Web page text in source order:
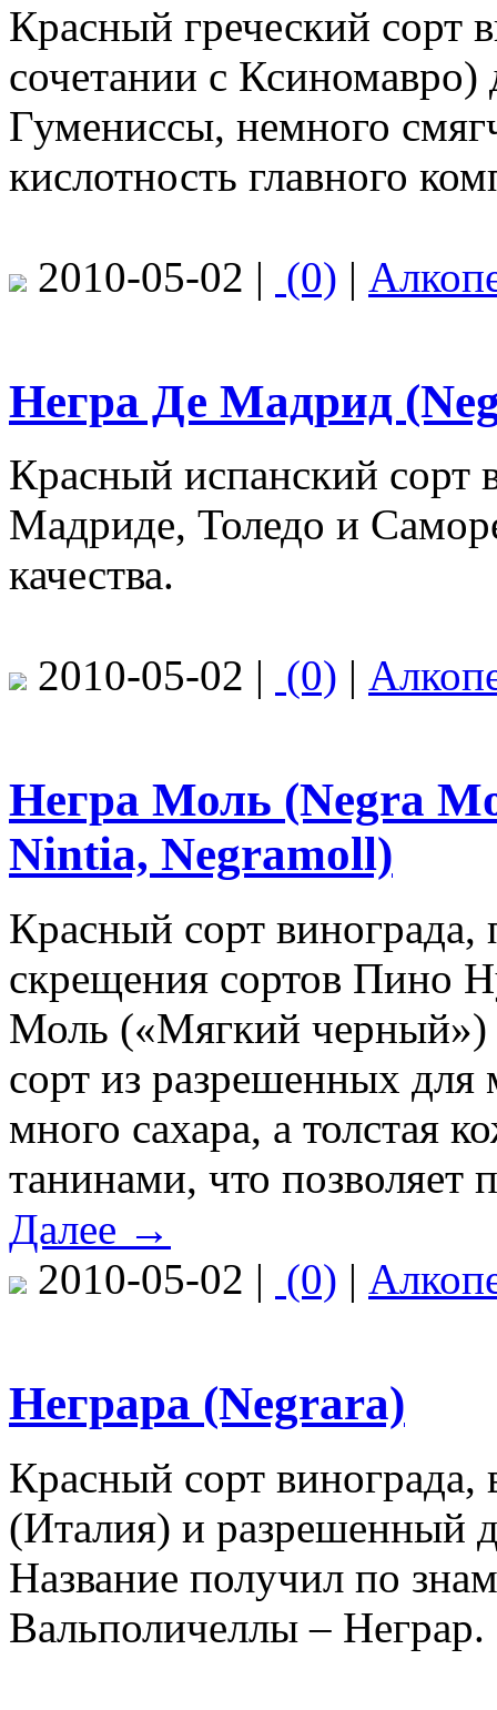
Красный греческий сорт
сочетании с
Гумениссы, немного
кислотность главного
2010-05-02 | (0) |
Негра Де Мадрид
Красный испанский сорт
Мадриде, Толедо и
качества.
2010-05-02 | (0) |
Негра Моль (Negra
Nintia, Negramoll)
Красный сорт винограда,
скрещения сортов Пино
Моль («Мягкий черный»)
сорт из разрешенных
много сахара, а толстая
танинами, что позволяет
Далее →
2010-05-02 | (0) |
Неграра (Negrara)
Красный сорт
(Италия) и разрешенный
Название получил по
Вальполичеллы – Неграр.